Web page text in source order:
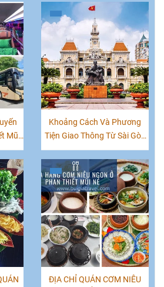
Mũi
Khoảng Cách Và Phương
Tiện Giao Thông Từ Sài Gòn
'TPHCM' Đến Các Tỉnh Việt
Nam
ĐỊA CHỈ QUÁN CƠM NIÊU